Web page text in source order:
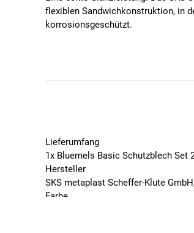
flexiblen Sandwichkonstruktion, in
korrosionsgeschützt.
Mit seiner glänzend schwarzen
sorgt für ein Entkoppeln der
ASR- Sicherheitssystem
Tretlager-Ausschnitte
Made in Germany
Lieferumfang
1x Bluemels Basic Schutzblech Set
Hersteller
SKS metaplast Scheffer-Klute
Farbe